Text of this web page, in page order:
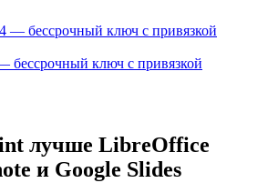
бессрочный ключ с привязкой
лучше LibreOffice
и Google Slides